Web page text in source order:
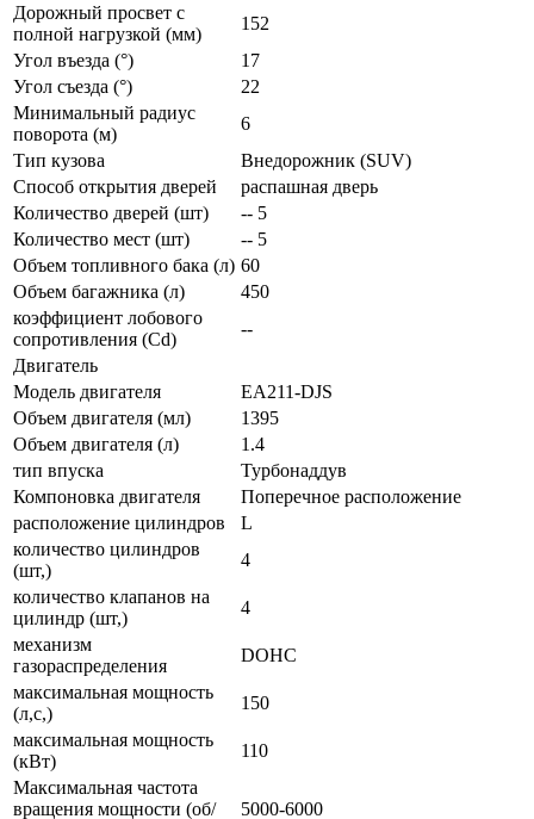
Дорожный просвет с
полной нагрузкой (мм)
152
Угол въезда (°)
17
Угол съезда (°)
22
Минимальный радиус
поворота (м)
6
Тип кузова
Внедорожник (SUV)
Способ открытия дверей
распашная дверь
Количество дверей (шт)
-- 5
Количество мест (шт)
-- 5
Объем топливного бака (л) 60
Объем багажника (л)
450
коэффициент лобового
сопротивления (Cd)
--
Двигатель
Модель двигателя
EA211-DJS
Объем двигателя (мл)
1395
Объем двигателя (л)
1.4
тип впуска
Турбонаддув
Компоновка двигателя
Поперечное расположение
расположение цилиндров
L
количество цилиндров
(шт,)
4
количество клапанов на
цилиндр (шт,)
4
механизм
газораспределения
DOHC
максимальная мощность
(л,с,)
150
максимальная мощность
(кВт)
110
Максимальная частота
вращения мощности (об/
5000-6000